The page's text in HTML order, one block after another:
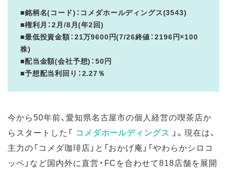
■銘柄名(コード)：コメダホールディングス(3543)
■権利月：2月/8月(年2回)
■最低投資金額：21万9600円(7/26終値：2196円×100
株)
■配当金額(会社予想)：50円
■予想配当利回り：2.27％
今から50年前、愛知県名古屋市の個人経営の喫茶店か
らスタートした「 コメダホールディングス 」。現在は、
主力の「コメダ珈琲店」と「おかげ庵」「やわらかシロコ
ッペ」など国内外に直営・FCを合わせて818店舗を展開